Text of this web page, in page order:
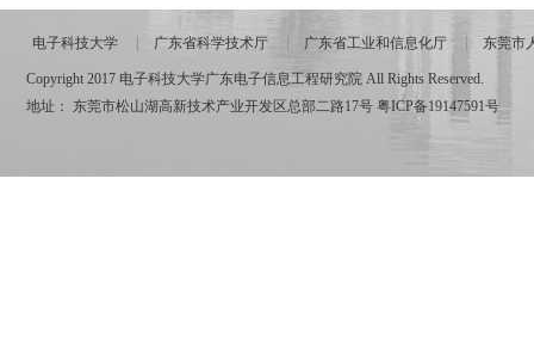
电子科技大学 广东省科学技术厅 广东省工业和信息化厅 东莞市
Copyright 2017 电子科技大学广东电子信息工程研究院 All Rights Reserved.
地址： 东莞市松山湖高新技术产业开发区总部二路17号 粤ICP备19147591号